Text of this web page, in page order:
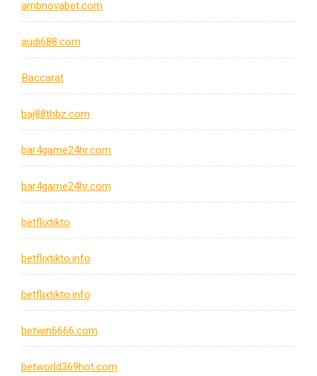
ambnovabet.com
audi688.com
Baccarat
baj88thbz.com
bar4game24hr.com
bar4game24hr.com
betflixtikto
betflixtikto.info
betflixtikto.info
betwin6666.com
betworld369hot.com